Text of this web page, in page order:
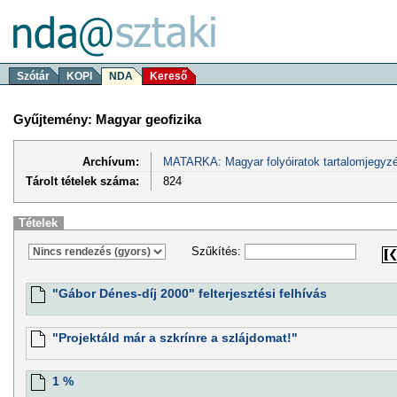
Szótár KOPI NDA Kereső
Gyűjtemény: Magyar geofizika
Archívum:
MATARKA: Magyar folyóiratok
Tárolt tételek száma:
824
Tételek
Szűkítés:
"Gábor Dénes-díj 2000" felterjesztési felhívás
"Projektáld már a szkrínre a szlájdomat!"
1 %